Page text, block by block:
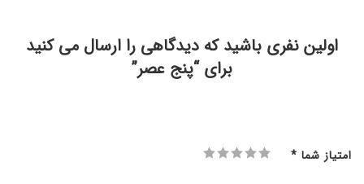
اولین نفری باشید که دیدگاهی را ارسال می کنید
برای “پنج عصر”
امتیاز شما *